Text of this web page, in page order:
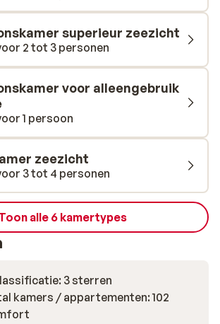
en sta je al snel met je voeten in het
even wat baantjes trekken en je
heerlijk diner later op de dag. Dit kan
taverne in het centrum van het
superieur zeezicht
2 tot 3 personen
voor alleengebruik
1 persoon
zeezicht
3 tot 4 personen
alle 6 kamertypes
3 sterren
kamers / appartementen: 102